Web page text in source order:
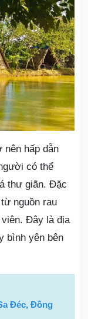
hấp dẫn
có thể
thư giãn. Đặc
nguồn rau
Đây là địa
bình yên bên
Đéc, Đồng